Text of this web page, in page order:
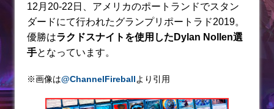
itt
er
e
e
n
a
c
e
o
o
12月20-22日、アメリカのポートランドでスタン
ダードにて行われたグランプリポートラド2019。
優勝はラクドスナイト を使用したDylan Nollen選
手となっています。
※画像は@ChannelFireballより引用